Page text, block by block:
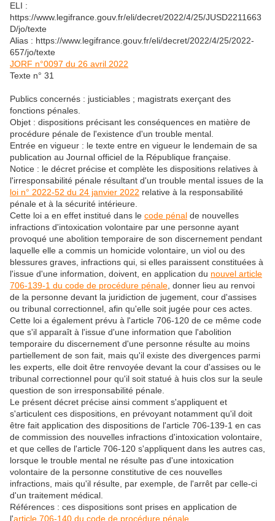
ELI :
https://www.legifrance.gouv.fr/eli/decret/2022/4/25/JUSD2211663
D/jo/texte
Alias : https://www.legifrance.gouv.fr/eli/decret/2022/4/25/2022-
657/jo/texte
JORF n°0097 du 26 avril 2022
Texte n° 31
Publics concernés : justiciables ; magistrats exerçant des
fonctions pénales.
Objet : dispositions précisant les conséquences en matière de
procédure pénale de l'existence d'un trouble mental.
Entrée en vigueur : le texte entre en vigueur le lendemain de sa
publication au Journal officiel de la République française.
Notice : le décret précise et complète les dispositions relatives à
l'irresponsabilité pénale résultant d'un trouble mental issues de la
loi n° 2022-52 du 24 janvier 2022 relative à la responsabilité
pénale et à la sécurité intérieure.
Cette loi a en effet institué dans le code pénal de nouvelles
infractions d'intoxication volontaire par une personne ayant
provoqué une abolition temporaire de son discernement pendant
laquelle elle a commis un homicide volontaire, un viol ou des
blessures graves, infractions qui, si elles paraissent constituées à
l'issue d'une information, doivent, en application du nouvel article
706-139-1 du code de procédure pénale , donner lieu au renvoi
de la personne devant la juridiction de jugement, cour d'assises
ou tribunal correctionnel, afin qu'elle soit jugée pour ces actes.
Cette loi a également prévu à l'article 706-120 de ce même code
que s'il apparaît à l'issue d'une information que l'abolition
temporaire du discernement d'une personne résulte au moins
partiellement de son fait, mais qu'il existe des divergences parmi
les experts, elle doit être renvoyée devant la cour d'assises ou le
tribunal correctionnel pour qu'il soit statué à huis clos sur la seule
question de son irresponsabilité pénale.
Le présent décret précise ainsi comment s'appliquent et
s'articulent ces dispositions, en prévoyant notamment qu'il doit
être fait application des dispositions de l'article 706-139-1 en cas
de commission des nouvelles infractions d'intoxication volontaire,
et que celles de l'article 706-120 s'appliquent dans les autres cas,
lorsque le trouble mental ne résulte pas d'une intoxication
volontaire de la personne constitutive de ces nouvelles
infractions, mais qu'il résulte, par exemple, de l'arrêt par celle-ci
d'un traitement médical.
Références : ces dispositions sont prises en application de
l'article 706-140 du code de procédure pénale